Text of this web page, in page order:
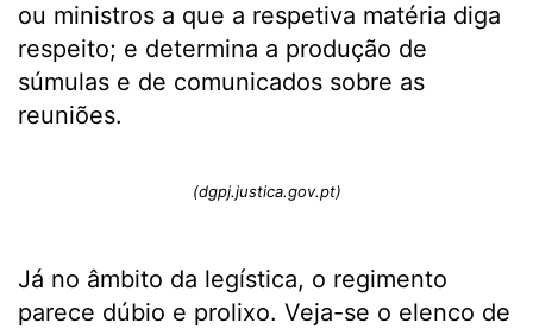
ou ministros a que a respetiva matéria diga
respeito; e determina a produção de
súmulas e de comunicados sobre as
reuniões.
(dgpj.justica.gov.pt)
Já no âmbito da legística, o regimento
parece dúbio e prolixo. Veja-se o elenco de